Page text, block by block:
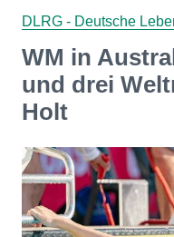
DLRG - Deutsche
WM in
und drei
Holt